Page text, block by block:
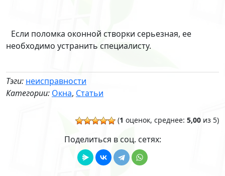
Если поломка оконной створки серьезная, ее
необходимо устранить специалисту.
Тэги: неисправности
Категории: Окна, Статьи
(1 оценок, среднее: 5,00 из 5)
Поделиться в соц. сетях: